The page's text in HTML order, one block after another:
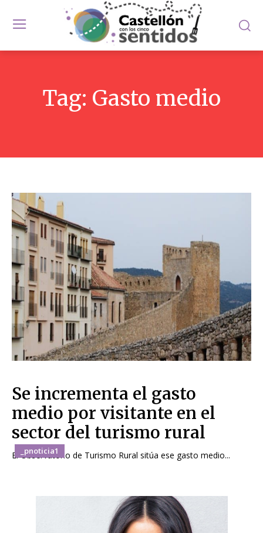
Tag: Gasto medio
_pnoticia1
Se incrementa el gasto
medio por visitante en el
sector del turismo rural
El Observatorio de Turismo Rural sitúa ese gasto medio...